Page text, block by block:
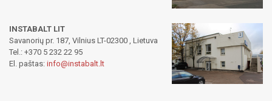
INSTABALT LIT
Savanorių pr. 187, Vilnius LT-02300 , Lietuva
Tel.: +370 5 232 22 95
El. paštas: info@instabalt.lt